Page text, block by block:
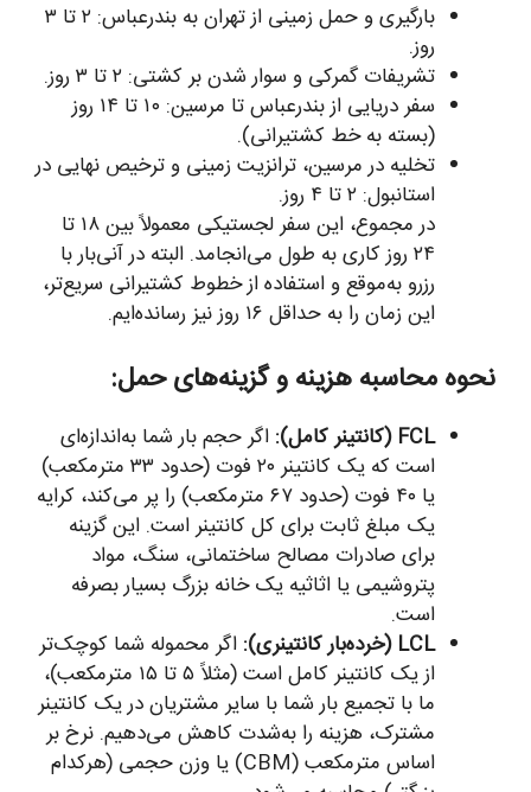
بارگیری و حمل زمینی از تهران به بندرعباس: ۲ تا ۳
روز.
تشریفات گمرکی و سوار شدن بر کشتی: ۲ تا ۳ روز.
سفر دریایی از بندرعباس تا مرسین: ۱۰ تا ۱۴ روز
(بسته به خط کشتیرانی).
تخلیه در مرسین، ترانزیت زمینی و ترخیص نهایی در
استانبول: ۲ تا ۴ روز.
در مجموع، این سفر لجستیکی معمولاً بین ۱۸ تا
۲۴ روز کاری به طول می‌انجامد. البته در آنی‌بار با
رزرو به‌موقع و استفاده از خطوط کشتیرانی سریع‌تر،
این زمان را به حداقل ۱۶ روز نیز رسانده‌ایم.
نحوه محاسبه هزینه و گزینه‌های حمل:
FCL (کانتینر کامل):
اگر حجم بار شما به‌اندازه‌ای
است که یک کانتینر ۲۰ فوت (حدود ۳۳ مترمکعب)
یا ۴۰ فوت (حدود ۶۷ مترمکعب) را پر می‌کند، کرایه
یک مبلغ ثابت برای کل کانتینر است. این گزینه
برای صادرات مصالح ساختمانی، سنگ، مواد
پتروشیمی یا اثاثیه یک خانه بزرگ بسیار بصرفه
است.
LCL (خرده‌بار کانتینری):
اگر محموله شما کوچک‌تر
از یک کانتینر کامل است (مثلاً ۵ تا ۱۵ مترمکعب)،
ما با تجمیع بار شما با سایر مشتریان در یک کانتینر
مشترک، هزینه را به‌شدت کاهش می‌دهیم. نرخ بر
اساس مترمکعب (CBM) یا وزن حجمی (هرکدام